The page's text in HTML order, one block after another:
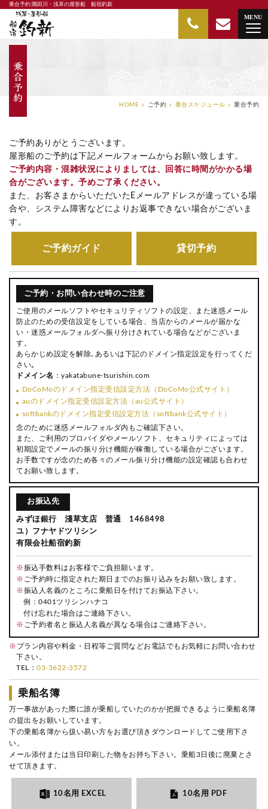
乗合予約 隅田川・浅草の屋形船 船宿釣新
MENU
隅田川・浅草の屋形船 船宿釣新
HOME ご予約 乗合スケジュール 乗合予約
ご予約ありがとうございます。
屋形船のご予約は下記メールフォームからお願い致します。
ご予約内容・混雑状況によりましては、回答に時間がかかる場
合がございます。予めご了承ください。
また、お客さまからいただいたEメールアドレスが違っている場
合や、システム障害などによりお返事できない場合がございま
す。
ご予約ガイド 貸切予約
ご予約・お問い合わせ時のご注意
ご使用のメールソフトやセキュリティソフトの設定、また迷惑メール
防止のための受信設定をしている場合、当店からのメールが届かな
い・迷惑メールフォルダへ振り分けされている場合などがございま
す。
あらかじめ設定を解除､あるいは下記のドメイン指定設定を行ってくだ
さい｡
ドメイン名 ：yakatabune-tsurishin.com
DoCoMoのドメイン指定受信設定方法（DoCoMo公式サイト）
auのドメイン指定受信設定方法（au公式サイト）
softbankのドメイン指定受信設定方法（softbank公式サイト）
念のために迷惑メールフォルダ内もご確認下さい。
また、ご利用のプロバイダやメールソフト、セキュリティによっては
初期設定でメールの振り分け機能が稼働している場合がございます。
お手数ですが念のため各々のメール振り分け機能の設定確認も合わせ
てお願い致します。
お振込先
みずほ銀行 淺草支店 普通 1468498
ユ）フナヤドツリシン
有限会社船宿釣新
※振込手数料はお客様でご負担願います。
※ ご予約時に指定された期日までのお振り込みをお願い致します。
※振込人名義のところに乗船日を付けてお振込下さい。
例：0401ツリシンハナコ
付け忘れた場合はご連絡下さい。
※ ご予約者名と振込人名義が異なる場合はご連絡下さい。
※ プラン内容や料金・日程等ご質問などお電話でもお気軽にお問い合わせ
下さい。
TEL： 03-3622-3572
乗船名簿
万一事故があった際に誰が乗船していたのかが把握できるように乗船名簿
の提出をお願いしています。
下の乗船名簿から扱い易い方をお選び頂きダウンロードしてご使用下さ
い。
メール添付または当日印刷した物をお持ち下さい。乗船3日後に廃棄とさ
せて頂きます。
10名用 EXCEL 10名用 PDF